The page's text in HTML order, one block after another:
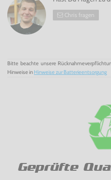
Chris fragen
Bitte beachte unsere
Hinweise in Hinweise zur Batterieentsorgung
Geprüfte